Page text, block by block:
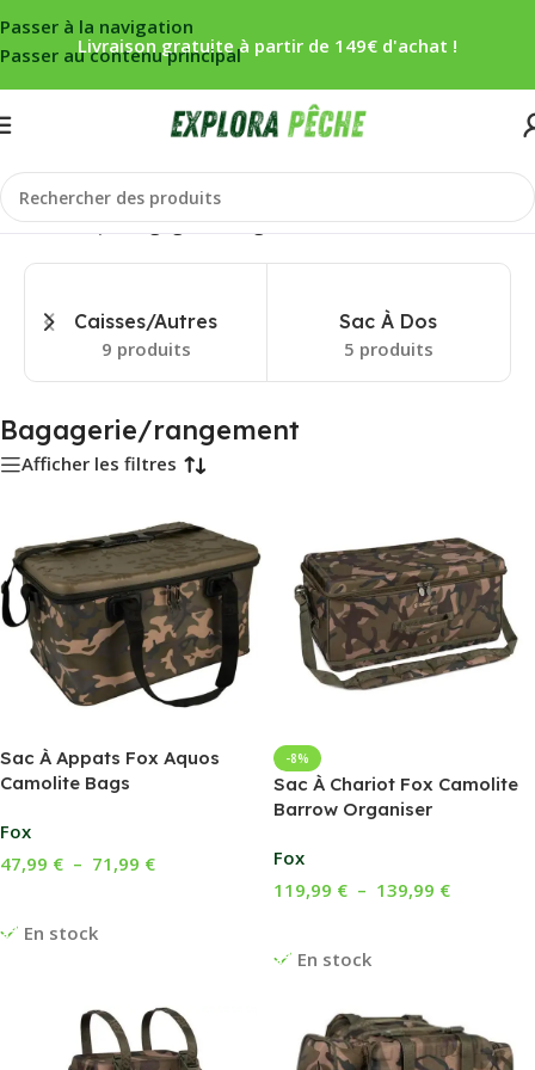
Passer à la navigation
Passer au contenu principal
Livraison gratuite à partir de 149€ d'achat !
Accueil/Carpe/Bagagerie/rangement
Caisses/Autres
9 produits
Sac À Dos
5 produits
Bagagerie/rangement
Afficher les filtres
Sac À Appats Fox Aquos
Camolite Bags
Fox
En stock
47,99 € – 71,99 €
-8%
Sac À Chariot Fox Camolite
Barrow Organiser
Fox
En stock
119,99 € – 139,99 €